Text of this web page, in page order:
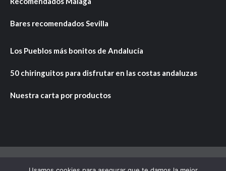
Bares recomendados Sevilla
Los Pueblos más bonitos de Andalucía
50 chiringuitos para disfrutar en las costas andaluzas
Nuestra carta por productos